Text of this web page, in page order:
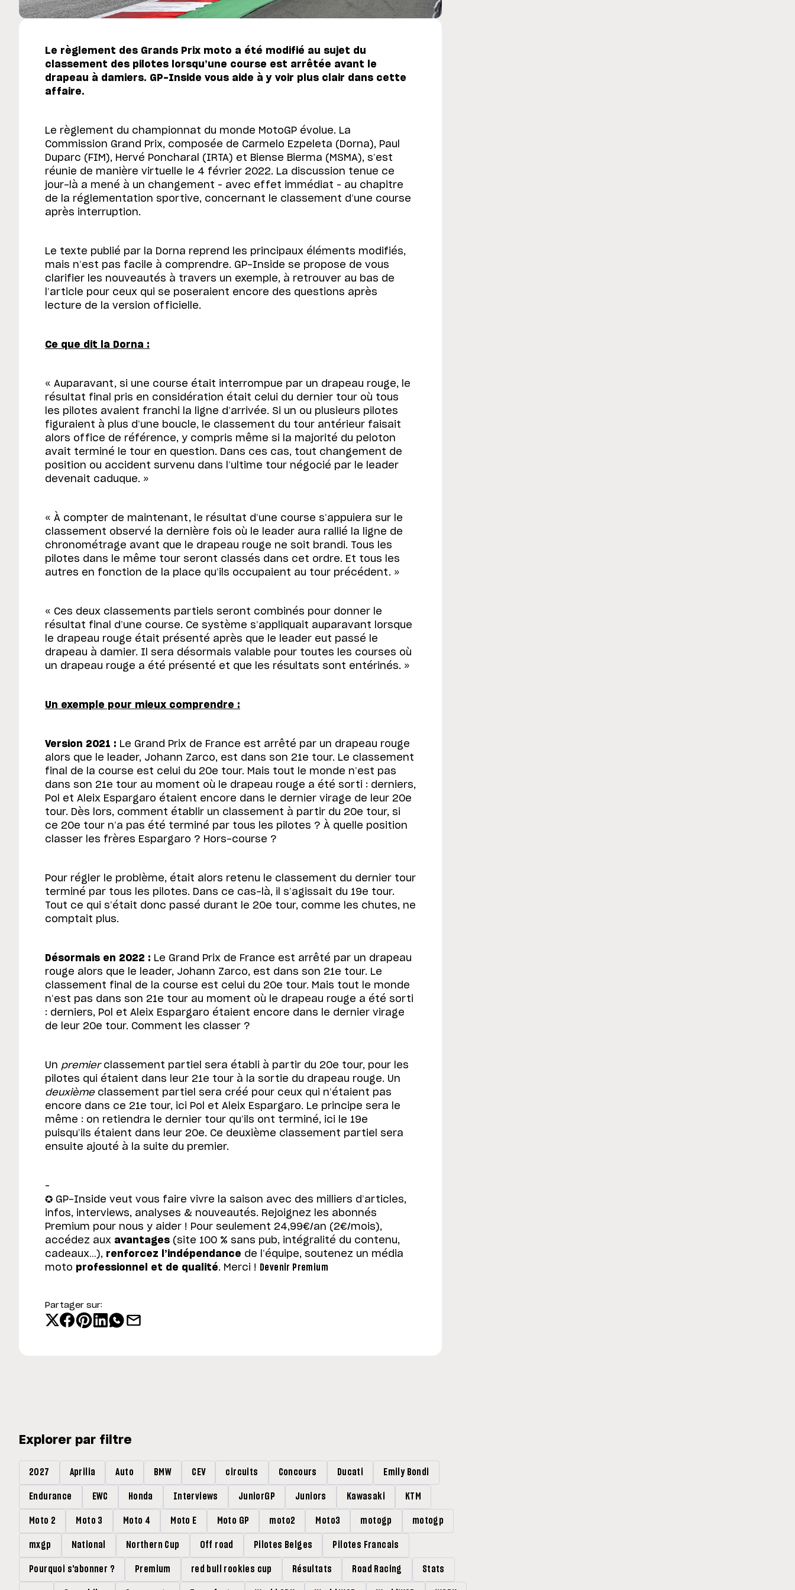
Le règlement des Grands Prix moto a été modifié au sujet du
classement des pilotes lorsqu’une course est arrêtée avant le
drapeau à damiers. GP-Inside vous aide à y voir plus clair dans cette
affaire.
Le règlement du championnat du monde MotoGP évolue. La
Commission Grand Prix, composée de Carmelo Ezpeleta (Dorna), Paul
Duparc (FIM), Hervé Poncharal (IRTA) et Biense Bierma (MSMA), s’est
réunie de manière virtuelle le 4 février 2022. La discussion tenue ce
jour-là a mené à un changement – avec effet immédiat – au chapitre
de la réglementation sportive, concernant le classement d’une course
après interruption.
Le texte publié par la Dorna reprend les principaux éléments modifiés,
mais n’est pas facile à comprendre. GP-Inside se propose de vous
clarifier les nouveautés à travers un exemple, à retrouver au bas de
l’article pour ceux qui se poseraient encore des questions après
lecture de la version officielle.
Ce que dit la Dorna :
« Auparavant, si une course était interrompue par un drapeau rouge, le
résultat final pris en considération était celui du dernier tour où tous
les pilotes avaient franchi la ligne d’arrivée. Si un ou plusieurs pilotes
figuraient à plus d’une boucle, le classement du tour antérieur faisait
alors office de référence, y compris même si la majorité du peloton
avait terminé le tour en question. Dans ces cas, tout changement de
position ou accident survenu dans l’ultime tour négocié par le leader
devenait caduque. »
« À compter de maintenant, le résultat d’une course s’appuiera sur le
classement observé la dernière fois où le leader aura rallié la ligne de
chronométrage avant que le drapeau rouge ne soit brandi. Tous les
pilotes dans le même tour seront classés dans cet ordre. Et tous les
autres en fonction de la place qu’ils occupaient au tour précédent. »
« Ces deux classements partiels seront combinés pour donner le
résultat final d’une course. Ce système s’appliquait auparavant lorsque
le drapeau rouge était présenté après que le leader eut passé le
drapeau à damier. Il sera désormais valable pour toutes les courses où
un drapeau rouge a été présenté et que les résultats sont entérinés. »
Un exemple pour mieux comprendre :
Version 2021 : Le Grand Prix de France est arrêté par un drapeau rouge
alors que le leader, Johann Zarco, est dans son 21e tour. Le classement
final de la course est celui du 20e tour. Mais tout le monde n’est pas
dans son 21e tour au moment où le drapeau rouge a été sorti : derniers,
Pol et Aleix Espargaro étaient encore dans le dernier virage de leur 20e
tour. Dès lors, comment établir un classement à partir du 20e tour, si
ce 20e tour n’a pas été terminé par tous les pilotes ? À quelle position
classer les frères Espargaro ? Hors-course ?
Pour régler le problème, était alors retenu le classement du dernier tour
terminé par tous les pilotes. Dans ce cas-là, il s’agissait du 19e tour.
Tout ce qui s’était donc passé durant le 20e tour, comme les chutes, ne
comptait plus.
Désormais en 2022 : Le Grand Prix de France est arrêté par un drapeau
rouge alors que le leader, Johann Zarco, est dans son 21e tour. Le
classement final de la course est celui du 20e tour. Mais tout le monde
n’est pas dans son 21e tour au moment où le drapeau rouge a été sorti
: derniers, Pol et Aleix Espargaro étaient encore dans le dernier virage
de leur 20e tour. Comment les classer ?
Un premierclassement partiel sera établi à partir du 20e tour, pour les
pilotes qui étaient dans leur 21e tour à la sortie du drapeau rouge. Un
deuxièmeclassement partiel sera créé pour ceux qui n’étaient pas
encore dans ce 21e tour, ici Pol et Aleix Espargaro. Le principe sera le
même : on retiendra le dernier tour qu’ils ont terminé, ici le 19e
puisqu’ils étaient dans leur 20e. Ce deuxième classement partiel sera
ensuite ajouté à la suite du premier.
–
✪ GP-Inside veut vous faire vivre la saison avec des milliers d’articles,
infos, interviews, analyses & nouveautés. Rejoignez les abonnés
Premium pour nous y aider ! Pour seulement 24,99€/an (2€/mois),
accédez aux avantages (site 100 % sans pub, intégralité du contenu,
cadeaux…), renforcez l’indépendance de l’équipe, soutenez un média
moto professionnel et de qualité. Merci ! Devenir Premium
Partager sur:
Explorer par filtre
2027 Aprilia Auto BMW CEV circuits Concours Ducati Emily Bondi
Endurance EWC Honda Interviews JuniorGP Juniors Kawasaki KTM
Moto 2 Moto 3 Moto 4 Moto E Moto GP moto2 Moto3 motogp motogp
mxgp National Northern Cup Off road Pilotes Belges Pilotes Francais
Pourquoi s'abonner ? Premium red bull rookies cup Résultats Road Racing Stats